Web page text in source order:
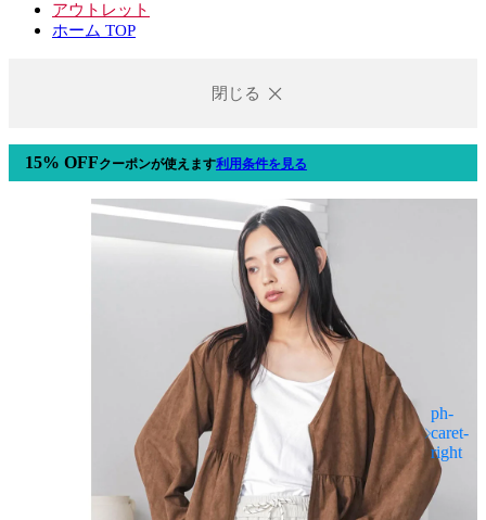
アウトレット
ホーム TOP
閉じる
15% OFFクーポンが使えます利用条件を見る